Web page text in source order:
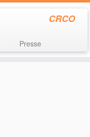
CRCO
Presse